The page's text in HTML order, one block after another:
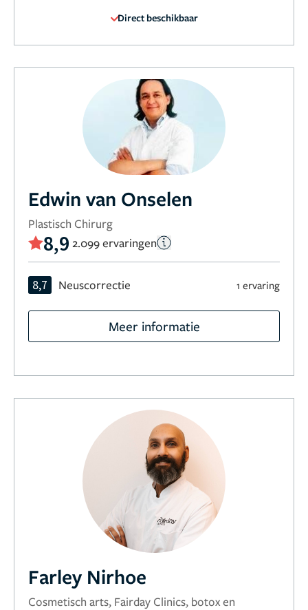
Direct beschikbaar
Edwin van Onselen
Plastisch Chirurg
8,9 2.099 ervaringen
8,7 Neuscorrectie 1 ervaring
Meer informatie
Farley Nirhoe
Cosmetisch arts, Fairday Clinics, botox en